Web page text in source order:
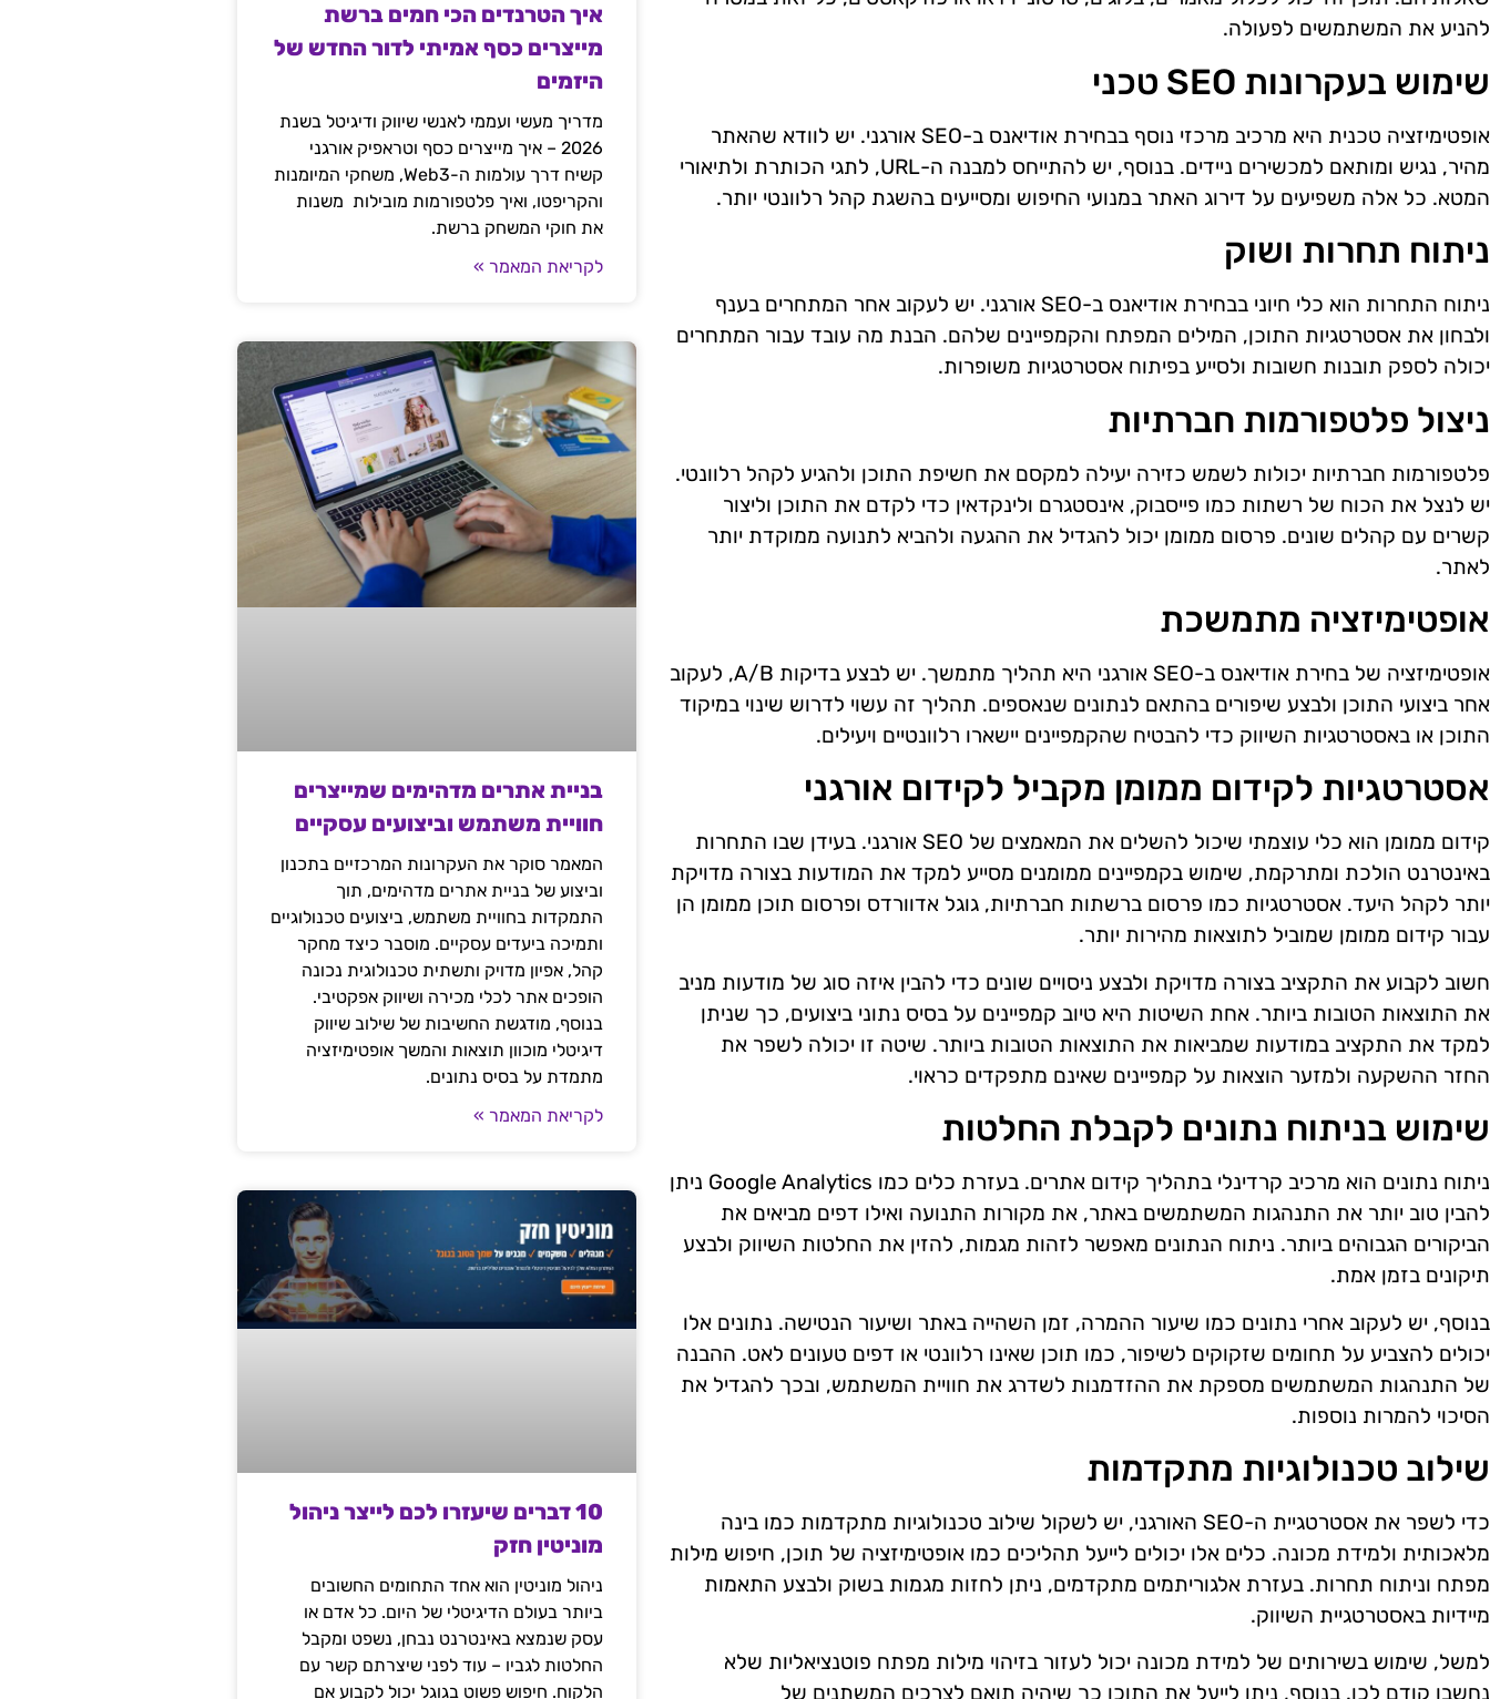
להניע את המשתמשים לפעולה.
שימוש בעקרונות SEO טכני
אופטימיזציה טכנית היא מרכיב מרכזי נוסף בבחירת אודיאנס ב-SEO אורגני. יש לוודא שהאתר
מהיר, נגיש ומותאם למכשירים ניידים. בנוסף, יש להתייחס למבנה ה-URL, לתגי הכותרת ולתיאורי
המטא. כל אלה משפיעים על דירוג האתר במנועי החיפוש ומסייעים בהשגת קהל רלוונטי יותר.
ניתוח תחרות ושוק
ניתוח התחרות הוא כלי חיוני בבחירת אודיאנס ב-SEO אורגני. יש לעקוב אחר המתחרים בענף
ולבחון את אסטרטגיות התוכן, המילים המפתח והקמפיינים שלהם. הבנת מה עובד עבור המתחרים
יכולה לספק תובנות חשובות ולסייע בפיתוח אסטרטגיות משופרות.
ניצול פלטפורמות חברתיות
פלטפורמות חברתיות יכולות לשמש כזירה יעילה למקסם את חשיפת התוכן ולהגיע לקהל רלוונטי.
יש לנצל את הכוח של רשתות כמו פייסבוק, אינסטגרם ולינקדאין כדי לקדם את התוכן וליצור
קשרים עם קהלים שונים. פרסום ממומן יכול להגדיל את ההגעה ולהביא לתנועה ממוקדת יותר
לאתר.
אופטימיזציה מתמשכת
אופטימיזציה של בחירת אודיאנס ב-SEO אורגני היא תהליך מתמשך. יש לבצע בדיקות A/B, לעקוב
אחר ביצועי התוכן ולבצע שיפורים בהתאם לנתונים שנאספים. תהליך זה עשוי לדרוש שינוי במיקוד
התוכן או באסטרטגיות השיווק כדי להבטיח שהקמפיינים יישארו רלוונטיים ויעילים.
אסטרטגיות לקידום ממומן מקביל לקידום אורגני
קידום ממומן הוא כלי עוצמתי שיכול להשלים את המאמצים של SEO אורגני. בעידן שבו התחרות
באינטרנט הולכת ומתרקמת, שימוש בקמפיינים ממומנים מסייע למקד את המודעות בצורה מדויקת
יותר לקהל היעד. אסטרטגיות כמו פרסום ברשתות חברתיות, גוגל אדוורדס ופרסום תוכן ממומן הן
עבור קידום ממומן שמוביל לתוצאות מהירות יותר.
חשוב לקבוע את התקציב בצורה מדויקת ולבצע ניסויים שונים כדי להבין איזה סוג של מודעות מניב
את התוצאות הטובות ביותר. אחת השיטות היא טיוב קמפיינים על בסיס נתוני ביצועים, כך שניתן
למקד את התקציב במודעות שמביאות את התוצאות הטובות ביותר. שיטה זו יכולה לשפר את
החזר ההשקעה ולמזער הוצאות על קמפיינים שאינם מתפקדים כראוי.
שימוש בניתוח נתונים לקבלת החלטות
ניתוח נתונים הוא מרכיב קרדינלי בתהליך קידום אתרים. בעזרת כלים כמו Google Analytics ניתן
להבין טוב יותר את התנהגות המשתמשים באתר, את מקורות התנועה ואילו דפים מביאים את
הביקורים הגבוהים ביותר. ניתוח הנתונים מאפשר לזהות מגמות, להזין את החלטות השיווק ולבצע
תיקונים בזמן אמת.
בנוסף, יש לעקוב אחרי נתונים כמו שיעור ההמרה, זמן השהייה באתר ושיעור הנטישה. נתונים אלו
יכולים להצביע על תחומים שזקוקים לשיפור, כמו תוכן שאינו רלוונטי או דפים טעונים לאט. ההבנה
של התנהגות המשתמשים מספקת את ההזדמנות לשדרג את חוויית המשתמש, ובכך להגדיל את
הסיכוי להמרות נוספות.
שילוב טכנולוגיות מתקדמות
כדי לשפר את אסטרטגיית ה-SEO האורגני, יש לשקול שילוב טכנולוגיות מתקדמות כמו בינה
מלאכותית ולמידת מכונה. כלים אלו יכולים לייעל תהליכים כמו אופטימיזציה של תוכן, חיפוש מילות
מפתח וניתוח תחרות. בעזרת אלגוריתמים מתקדמים, ניתן לחזות מגמות בשוק ולבצע התאמות
מיידיות באסטרטגיית השיווק.
למשל, שימוש בשירותים של למידת מכונה יכול לעזור בזיהוי מילות מפתח פוטנציאליות שלא
נחשבו קודם לכן. בנוסף, ניתן לייעל את התוכן כך שיהיה תואם לצרכים המשתנים של
איך הטרנדים הכי חמים ברשת
מייצרים כסף אמיתי לדור החדש של
היזמים
מדריך מעשי ועממי לאנשי שיווק ודיגיטל בשנת
2026 – איך מייצרים כסף וטראפיק אורגני
קשיח דרך עולמות ה-Web3, משחקי המיומנות
והקריפטו, ואיך פלטפורמות מובילות משנות
את חוקי המשחק ברשת.
לקריאת המאמר »
בניית אתרים מדהימים שמייצרים
חוויית משתמש וביצועים עסקיים
המאמר סוקר את העקרונות המרכזיים בתכנון
וביצוע של בניית אתרים מדהימים, תוך
התמקדות בחוויית משתמש, ביצועים טכנולוגיים
ותמיכה ביעדים עסקיים. מוסבר כיצד מחקר
קהל, אפיון מדויק ותשתית טכנולוגית נכונה
הופכים אתר לכלי מכירה ושיווק אפקטיבי.
בנוסף, מודגשת החשיבות של שילוב שיווק
דיגיטלי מוכוון תוצאות והמשך אופטימיזציה
מתמדת על בסיס נתונים.
לקריאת המאמר »
10 דברים שיעזרו לכם לייצר ניהול
מוניטין חזק
ניהול מוניטין הוא אחד התחומים החשובים
ביותר בעולם הדיגיטלי של היום. כל אדם או
עסק שנמצא באינטרנט נבחן, נשפט ומקבל
החלטות לגביו – עוד לפני שיצרתם קשר עם
הלקוח. חיפוש פשוט בגוגל יכול לקבוע אם